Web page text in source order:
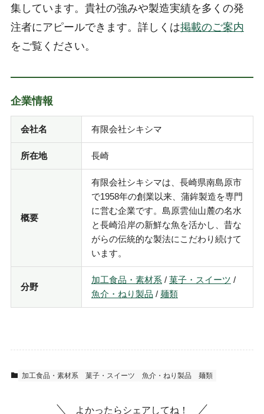
集しています。貴社の強みや製造実績を多くの発
注者にアピールできます。詳しくは掲載のご案内
をご覧ください。
企業情報
会社名 有限会社シキシマ
所在地 長崎
概要
有限会社シキシマは、長崎県南島原市
で1958年の創業以来、蒲鉾製造を専門
に営む企業です。島原雲仙山麓の名水
と長崎沿岸の新鮮な魚を活かし、昔な
がらの伝統的な製法にこだわり続けて
います。
分野
加工食品・素材系 / 菓子・スイーツ /
魚介・ねり製品 / 麺類
加工食品・素材系 菓子・スイーツ 魚介・ねり製品 麺類
よかったらシェアしてね！